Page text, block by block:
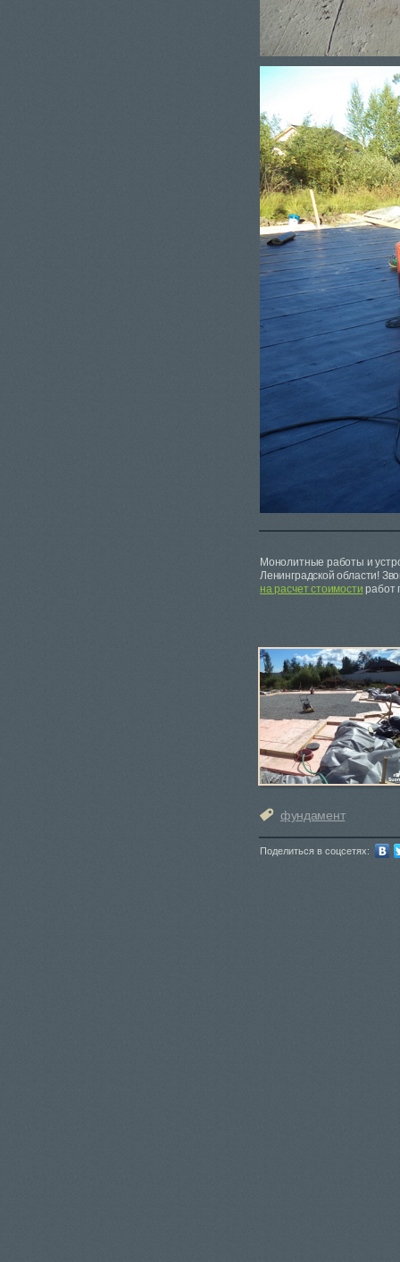
Монолитные работы и
Ленинградской области!
на расчет стоимости работ
фундамент
Поделиться в соцсетях: